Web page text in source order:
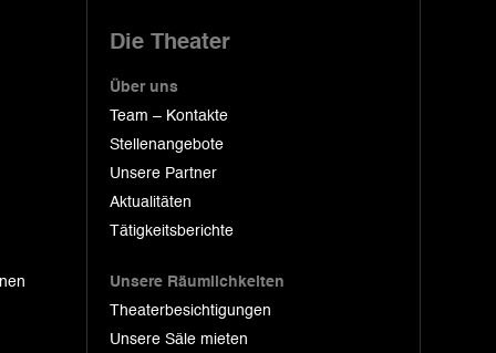
Die Theater
Über uns
Team – Kontakte
Stellenangebote
Unsere Partner
Aktualitäten
Tätigkeitsberichte
Unsere Räumlichkeiten
Theaterbesichtigungen
Unsere Säle mieten